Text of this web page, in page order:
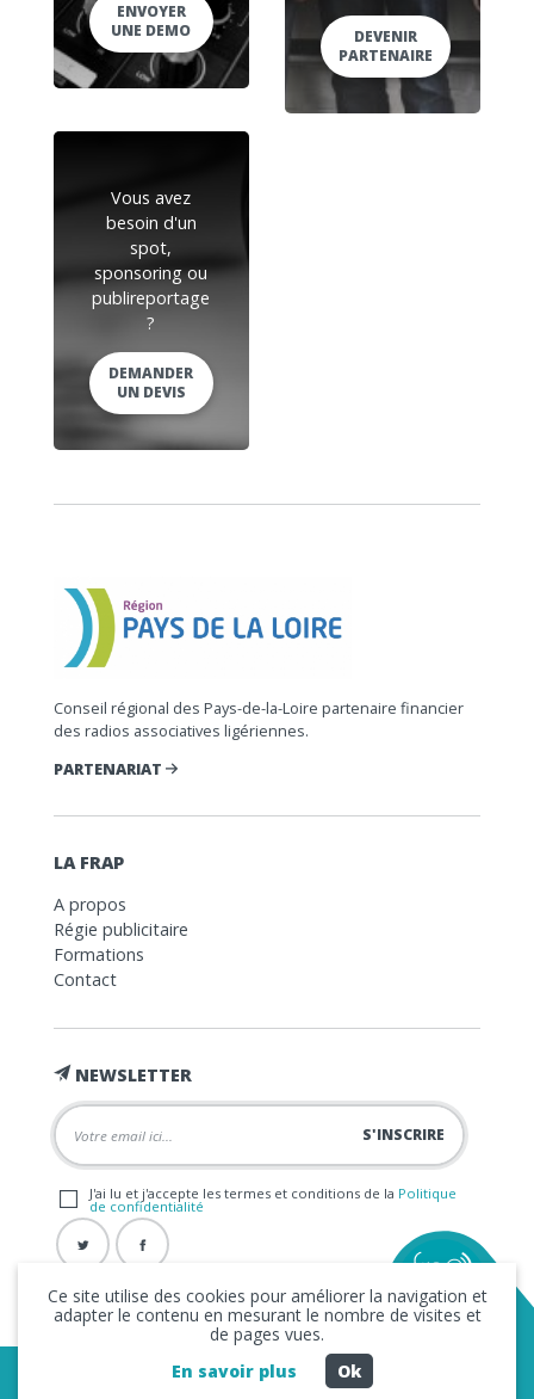
ENVOYER
UNE DEMO
DEVENIR
PARTENAIRE
Vous avez
besoin d'un
spot,
sponsoring ou
publireportage
?
DEMANDER
UN DEVIS
Conseil régional des Pays-de-la-Loire partenaire financier
des radios associatives ligériennes.
PARTENARIAT
LA FRAP
A propos
Régie publicitaire
Formations
Contact
NEWSLETTER
J'ai lu et j'accepte les termes et conditions de la Politique
de confidentialité
Copyright © 2026 La FRAP -Mentions légales
Ce site utilise des cookies pour améliorer la navigation et
adapter le contenu en mesurant le nombre de visites et
de pages vues.
En savoir plus
Ok